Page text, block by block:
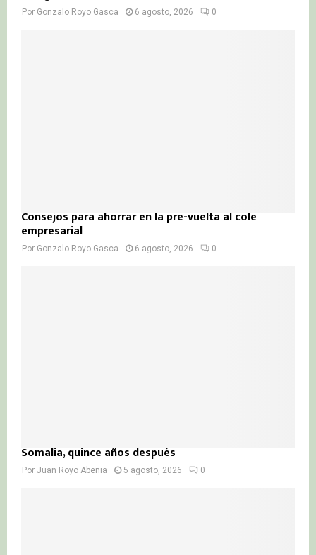
Por Gonzalo Royo Gasca 6 agosto, 2026 0
Consejos para ahorrar en la pre-vuelta al cole
empresarial
Por Gonzalo Royo Gasca 6 agosto, 2026 0
Somalia, quince años después
Por Juan Royo Abenia 5 agosto, 2026 0